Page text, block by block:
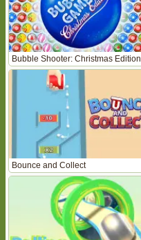
Bubble Shooter: Christmas Edition
Bounce and Collect